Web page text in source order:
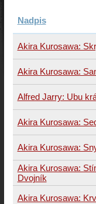
Nadpis
Akira Kurosawa:
Akira Kurosawa:
Alfred Jarry: Ubu
Akira Kurosawa:
Akira Kurosawa:
Akira Kurosawa:
Dvojník
Akira Kurosawa: